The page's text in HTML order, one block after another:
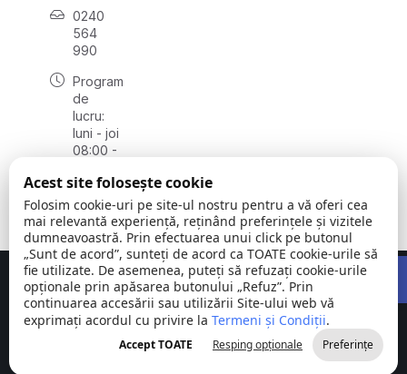
0240
564
990
Program
de
lucru:
luni - joi
08:00 -
vineri
08:00 -
14:00
Comuna
Stejaru |
județul Tulcea
©
2026
Toate
drepturile
rezervate
Concept realizat deBig Media Relații Publice SRL
Acest site folosește cookie
Folosim cookie-uri pe site-ul nostru pentru a vă oferi cea
mai relevantă experiență, reținând preferințele și vizitele
dumneavoastră. Prin efectuarea unui click pe butonul
„Sunt de acord”, sunteți de acord ca TOATE cookie-urile să
fie utilizate. De asemenea, puteți să refuzați cookie-urile
opționale prin apăsarea butonului „Refuz”. Prin
continuarea accesării sau utilizării Site-ului web vă
exprimați acordul cu privire la Termeni și Condiții.
Accept TOATE Resping opționale Preferințe